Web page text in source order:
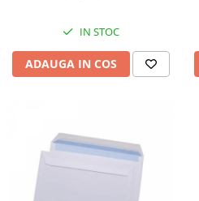
IN STOC
ADAUGA IN COS